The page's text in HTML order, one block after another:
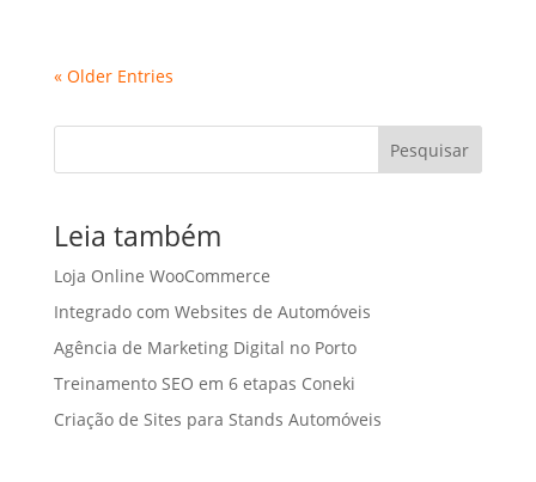
« Older Entries
Pesquisar
Leia também
Loja Online WooCommerce
Integrado com Websites de Automóveis
Agência de Marketing Digital no Porto
Treinamento SEO em 6 etapas Coneki
Criação de Sites para Stands Automóveis